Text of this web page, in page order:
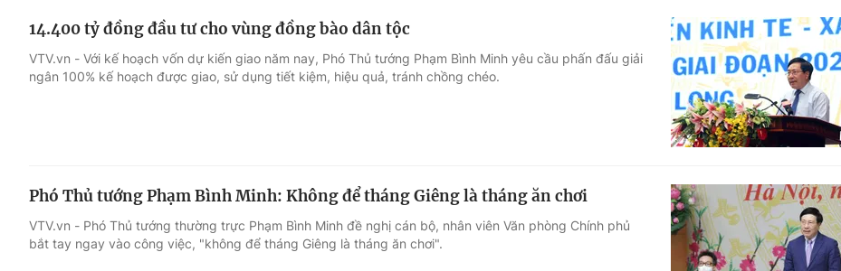
14.400 tỷ đồng đầu tư cho vùng đồng bào dân tộc
VTV.vn - Với kế hoạch vốn dự kiến giao năm nay, Phó Thủ tướng Phạm Bình Minh yêu cầu phấn đấu giải
ngân 100% kế hoạch được giao, sử dụng tiết kiệm, hiệu quả, tránh chồng chéo.
Phó Thủ tướng Phạm Bình Minh: Không để tháng Giêng là tháng ăn chơi
VTV.vn - Phó Thủ tướng thường trực Phạm Bình Minh đề nghị cán bộ, nhân viên Văn phòng Chính phủ
bắt tay ngay vào công việc, "không để tháng Giêng là tháng ăn chơi".